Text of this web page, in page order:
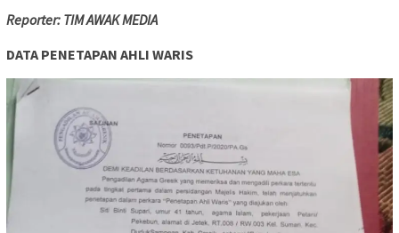
Reporter: TIM AWAK MEDIA
DATA PENETAPAN AHLI WARIS